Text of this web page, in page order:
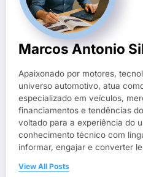
Marcos Antonio
Apaixonado por motores,
universo automotivo, atua
especializado em veículos,
financiamentos e tendências
voltado para a experiência do
conhecimento técnico com
informar, engajar e converter
View All Posts